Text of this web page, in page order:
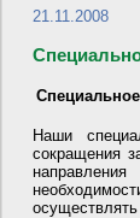
21.11.2008
Наши
сокращения
осуществлять